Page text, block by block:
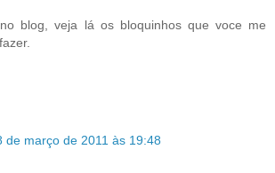
blog, veja lá os bloquinhos que voce me
de março de 2011 às 19:48